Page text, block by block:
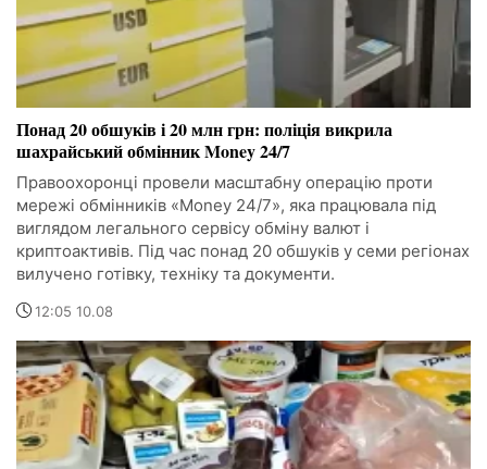
Понад 20 обшуків і 20 млн грн: поліція викрила
шахрайський обмінник Money 24/7
Правоохоронці провели масштабну операцію проти
мережі обмінників «Money 24/7», яка працювала під
виглядом легального сервісу обміну валют і
криптоактивів. Під час понад 20 обшуків у семи регіонах
вилучено готівку, техніку та документи.
12:05 10.08